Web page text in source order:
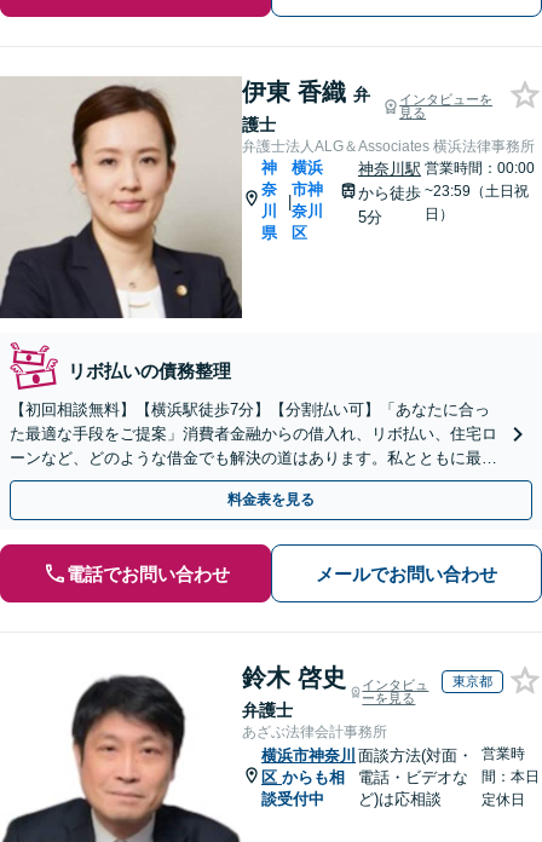
伊東 香織 弁
護士
インタビューを
見る
弁護士法人ALG＆Associates 横浜法律事務所
神
奈
川
県
|
横浜
市神
奈川
区
神奈川駅
から徒歩
5分
営業時間：00:00
~23:59（土日祝
日）
リボ払いの債務整理
【初回相談無料】【横浜駅徒歩7分】【分割払い可】「あなたに合っ
た最適な手段をご提案」消費者金融からの借入れ、リボ払い、住宅ロ
ーンなど、どのような借金でも解決の道はあります。私とともに最善
の解決を図りましょう【安心の完全個室対応／秘密厳守】
料金表を見る
電話でお問い合わせ メールでお問い合わせ
鈴木 啓史
弁護士
インタビュ
ーを見る
東京都
あざぶ法律会計事務所
横浜市神奈川
区 からも相
談受付中
面談方法(対面・
電話・ビデオな
ど)は応相談
営業時
間：本日
定休日